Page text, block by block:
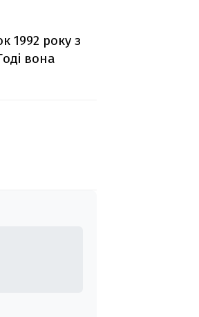
1992 року з
вона